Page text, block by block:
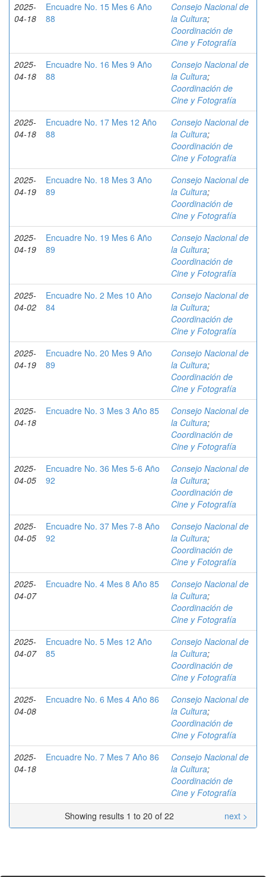
2025-
04-18
Encuadre No. 15 Mes 6 Año
88
Consejo Nacional de
la Cultura;
Coordinación de
Cine y Fotografía
2025-
04-18
Encuadre No. 16 Mes 9 Año
88
Consejo Nacional de
la Cultura;
Coordinación de
Cine y Fotografía
2025-
04-18
Encuadre No. 17 Mes 12 Año
88
Consejo Nacional de
la Cultura;
Coordinación de
Cine y Fotografía
2025-
04-19
Encuadre No. 18 Mes 3 Año
89
Consejo Nacional de
la Cultura;
Coordinación de
Cine y Fotografía
2025-
04-19
Encuadre No. 19 Mes 6 Año
89
Consejo Nacional de
la Cultura;
Coordinación de
Cine y Fotografía
2025-
04-02
Encuadre No. 2 Mes 10 Año
84
Consejo Nacional de
la Cultura;
Coordinación de
Cine y Fotografía
2025-
04-19
Encuadre No. 20 Mes 9 Año
89
Consejo Nacional de
la Cultura;
Coordinación de
Cine y Fotografía
2025-
04-18
Encuadre No. 3 Mes 3 Año 85
Consejo Nacional de
la Cultura;
Coordinación de
Cine y Fotografía
2025-
04-05
Encuadre No. 36 Mes 5-6 Año
92
Consejo Nacional de
la Cultura;
Coordinación de
Cine y Fotografía
2025-
04-05
Encuadre No. 37 Mes 7-8 Año
92
Consejo Nacional de
la Cultura;
Coordinación de
Cine y Fotografía
2025-
04-07
Encuadre No. 4 Mes 8 Año 85
Consejo Nacional de
la Cultura;
Coordinación de
Cine y Fotografía
2025-
04-07
Encuadre No. 5 Mes 12 Año
85
Consejo Nacional de
la Cultura;
Coordinación de
Cine y Fotografía
2025-
04-08
Encuadre No. 6 Mes 4 Año 86
Consejo Nacional de
la Cultura;
Coordinación de
Cine y Fotografía
2025-
04-18
Encuadre No. 7 Mes 7 Año 86
Consejo Nacional de
la Cultura;
Coordinación de
Cine y Fotografía
Showing results 1 to 20 of 22
next >